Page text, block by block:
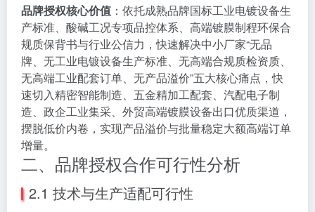
品牌授权核心价值 ：依托成熟品牌国标工业电镀设备生
产标准、酸碱工况专项品控体系、高端镀膜制程环保合
规质保背书与行业公信力，快速解决中小厂家“无品
牌、无工业电镀设备生产标准、无高端合规质检资质、
无高端工业配套订单、无产品溢价”五大核心痛点，快
速切入精密智能制造、五金精加工配套、汽配电子制
造、政企工业集采、外贸高端镀膜设备出口优质渠道，
摆脱低价内卷，实现产品溢价与批量稳定大额高端订单
增量。
二、品牌授权合作可行性分析
2.1 技术与生产适配可行性